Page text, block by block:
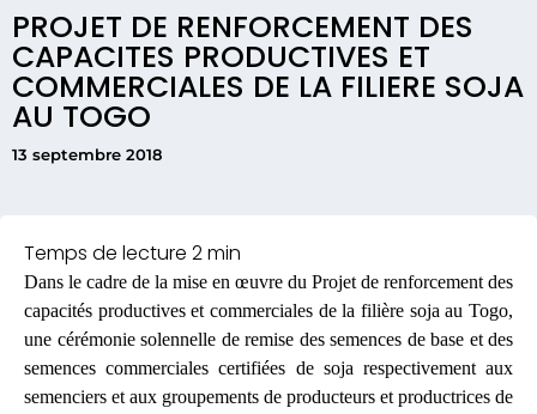
PROJET DE RENFORCEMENT DES
CAPACITES PRODUCTIVES ET
COMMERCIALES DE LA FILIERE SOJA
AU TOGO
13 septembre 2018
Dans le cadre de la mise en œuvre du Projet de renforcement des
capacités productives et commerciales de la filière soja au Togo,
une cérémonie solennelle de remise des semences de base et des
semences commerciales certifiées de soja respectivement aux
semenciers et aux groupements de producteurs et productrices de